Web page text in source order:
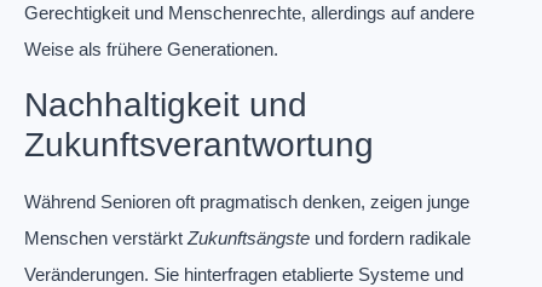
Gerechtigkeit und Menschenrechte, allerdings auf andere
Weise als frühere Generationen.
Nachhaltigkeit und
Zukunftsverantwortung
Während Senioren oft pragmatisch denken, zeigen junge
Menschen verstärkt Zukunftsängste und fordern radikale
Veränderungen. Sie hinterfragen etablierte Systeme und